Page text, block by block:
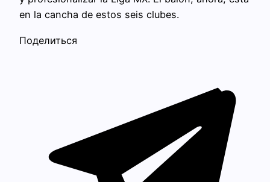
en la cancha de estos seis clubes.
Поделиться